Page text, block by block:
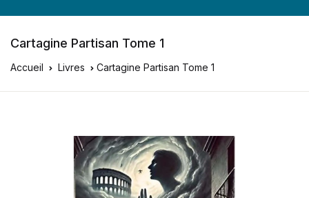
Cartagine Partisan Tome 1
Accueil Livres Cartagine Partisan Tome 1